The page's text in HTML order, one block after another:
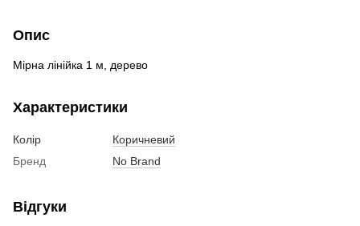
Опис
Мірна лінійка 1 м, дерево
Характеристики
Колір
Коричневий
Бренд
No Brand
Відгуки